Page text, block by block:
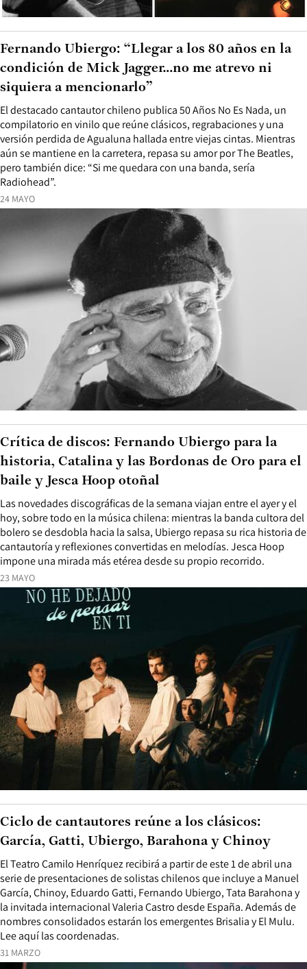
24 MAYO
El destacado cantautor chileno publica 50 Años No Es Nada, un
compilatorio en vinilo que reúne clásicos, regrabaciones y una
versión perdida de Agualuna hallada entre viejas cintas. Mientras
aún se mantiene en la carretera, repasa su amor por The Beatles,
pero también dice: “Si me quedara con una banda, sería
Radiohead”.
Fernando Ubiergo: “Llegar a los 80 años en la
condición de Mick Jagger…no me atrevo ni
siquiera a mencionarlo”
23 MAYO
Las novedades discográficas de la semana viajan entre el ayer y el
hoy, sobre todo en la música chilena: mientras la banda cultora del
bolero se desdobla hacia la salsa, Ubiergo repasa su rica historia de
cantautoría y reflexiones convertidas en melodías. Jesca Hoop
impone una mirada más etérea desde su propio recorrido.
Crítica de discos: Fernando Ubiergo para la
historia, Catalina y las Bordonas de Oro para el
baile y Jesca Hoop otoñal
31 MARZO
El Teatro Camilo Henríquez recibirá a partir de este 1 de abril una
serie de presentaciones de solistas chilenos que incluye a Manuel
García, Chinoy, Eduardo Gatti, Fernando Ubiergo, Tata Barahona y
la invitada internacional Valeria Castro desde España. Además de
nombres consolidados estarán los emergentes Brisalia y El Mulu.
Lee aquí las coordenadas.
Ciclo de cantautores reúne a los clásicos:
García, Gatti, Ubiergo, Barahona y Chinoy